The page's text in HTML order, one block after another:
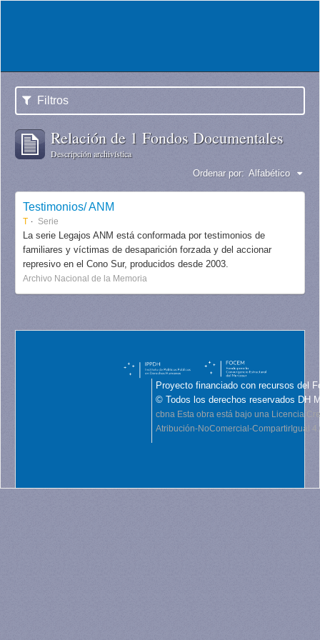
Filtros
Relación de 1 Fondos Documentales
Descripción archivística
Ordenar por: Alfabético
Testimonios/ ANM
T Serie
La serie Legajos ANM está conformada por testimonios de
familiares y víctimas de desaparición forzada y del accionar
represivo en el Cono Sur, producidos desde 2003.
Archivo Nacional de la Memoria
Proyecto financiado con recursos del
© Todos los derechos reservados DH
cbna Esta obra está bajo una Licencia
Atribución-NoComercial-CompartirIgual